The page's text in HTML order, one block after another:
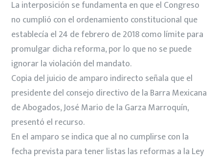
La interposición se fundamenta en que el Congreso
no cumplió con el ordenamiento constitucional que
establecía el 24 de febrero de 2018 como límite para
promulgar dicha reforma, por lo que no se puede
ignorar la violación del mandato.
Copia del juicio de amparo indirecto señala que el
presidente del consejo directivo de la Barra Mexicana
de Abogados, José Mario de la Garza Marroquín,
presentó el recurso.
En el amparo se indica que al no cumplirse con la
fecha prevista para tener listas las reformas a la Ley